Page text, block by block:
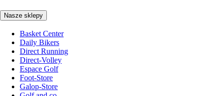
Nasze sklepy
Basket Center
Daily Bikers
Direct Running
Direct-Volley
Espace Golf
Foot-Store
Galop-Store